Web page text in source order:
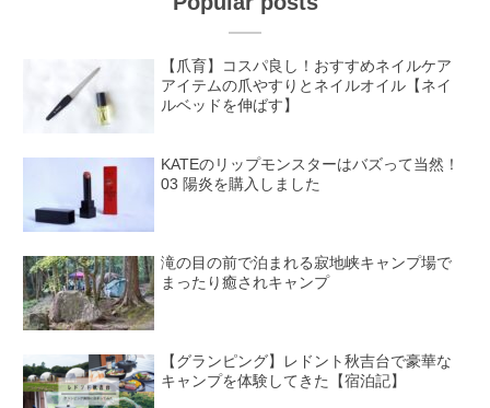
【爪育】コスパ良し！おすすめネイルケア
アイテムの爪やすりとネイルオイル【ネイ
ルベッドを伸ばす】
KATEのリップモンスターはバズって当然！
03 陽炎を購入しました
滝の目の前で泊まれる寂地峡キャンプ場で
まったり癒されキャンプ
【グランピング】レドント秋吉台で豪華な
キャンプを体験してきた【宿泊記】